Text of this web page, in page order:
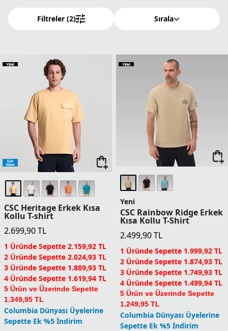
Filtreler (2) Sırala
CSC Heritage Erkek Kısa
Kollu T-shirt
2.699,90TL
1 Üründe Sepette 2.159,92 TL
2 Üründe Sepette 2.024,93 TL
3 Üründe Sepette 1.889,93 TL
4 Üründe Sepette 1.619,94 TL
5 Ürün ve Üzerinde Sepette
1.349,95 TL
Columbia Dünyası Üyelerine
Sepette Ek %5 İndirim
Yeni
CSC Rainbow Ridge Erkek
Kısa Kollu T-Shirt
2.499,90TL
1 Üründe Sepette 1.999,92 TL
2 Üründe Sepette 1.874,93 TL
3 Üründe Sepette 1.749,93 TL
4 Üründe Sepette 1.499,94 TL
5 Ürün ve Üzerinde Sepette
1.249,95 TL
Columbia Dünyası Üyelerine
Sepette Ek %5 İndirim